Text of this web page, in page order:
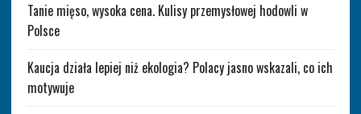
Tanie mięso, wysoka cena. Kulisy przemysłowej hodowli w
Polsce
Kaucja działa lepiej niż ekologia? Polacy jasno wskazali, co ich
motywuje